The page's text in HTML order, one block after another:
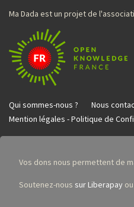
Ma Dada est un projet de
Qui sommes-nous ? Nous
Mention légales - Politique de
Vos dons nous permettent de
Soutenez-nous sur Liberapay ou